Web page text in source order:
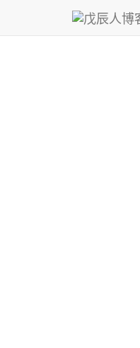
青，取之于蓝而青于蓝；冰，水